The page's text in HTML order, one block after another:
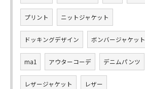
プリント ニットジャケット
ドッキングデザイン ボンバージャケット
ma1 アウターコーデ デニムパンツ
レザージャケット レザー